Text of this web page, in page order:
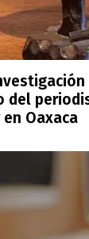
del
Oaxaca